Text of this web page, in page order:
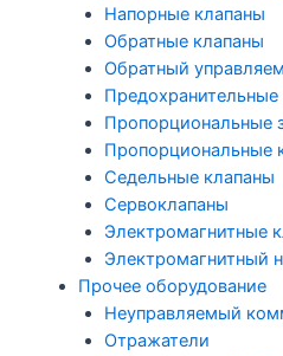
Напорные клапаны
Обратные клапаны
Обратный
Предохранительные
Пропорциональные
Пропорциональные
Седельные клапаны
Сервоклапаны
Электромагнитные
Электромагнитный
Прочее оборудование
Неуправляемый
Отражатели